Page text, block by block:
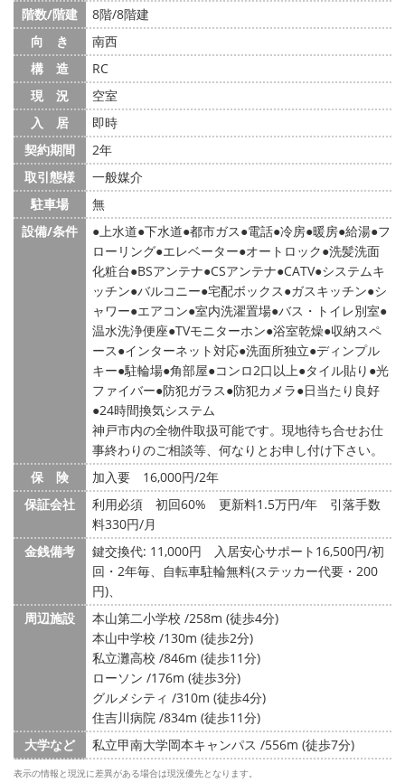
階数/階建
8階/8階建
向 き
南西
構 造
RC
現 況
空室
入 居
即時
契約期間
2年
取引態様
一般媒介
駐車場
無
設備/条件
上水道 下水道 都市ガス 電話 冷房 暖房 給湯 フ
ローリング エレベーター オートロック 洗髪洗面
化粧台 BSアンテナ CSアンテナ CATV システムキ
ッチン バルコニー 宅配ボックス ガスキッチン シ
ャワー エアコン 室内洗濯置場 バス・トイレ別室
温水洗浄便座 TVモニターホン 浴室乾燥 収納スペ
ース インターネット対応 洗面所独立 ディンプル
キー 駐輪場 角部屋 コンロ2口以上 タイル貼り 光
ファイバー 防犯ガラス 防犯カメラ
日当たり良好
24時間換気システム
神戸市内の全物件取扱可能です。現地待ち合せお仕
事終わりのご相談等、何なりとお申し付け下さい。
保 険
加入要 16,000円/2年
保証会社
利用必須 初回60% 更新料1.5万円/年 引落手数
料330円/月
金銭備考
鍵交換代: 11,000円
入居安心サポート16,500円/初
回・2年毎、自転車駐輪無料(ステッカー代要・200
円)、
周辺施設
本山第二小学校 /258m (徒歩4分)
本山中学校 /130m (徒歩2分)
私立灘高校 /846m (徒歩11分)
ローソン /176m (徒歩3分)
グルメシティ /310m (徒歩4分)
住吉川病院 /834m (徒歩11分)
大学など
私立甲南大学岡本キャンパス /556m (徒歩7分)
表示の情報と現況に差異がある場合は現況優先となります。